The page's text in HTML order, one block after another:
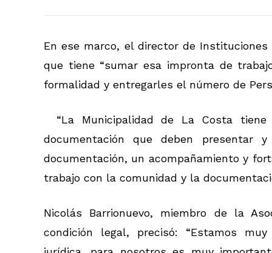
En ese marco, el director de
que tiene “sumar esa impronta de
formalidad y entregarles el número de
“La Municipalidad de La Costa
documentación que deben presentar
documentación, un acompañamiento y
trabajo con la comunidad y la
Nicolás Barrionuevo, miembro de la
condición legal, precisó: “Estamos